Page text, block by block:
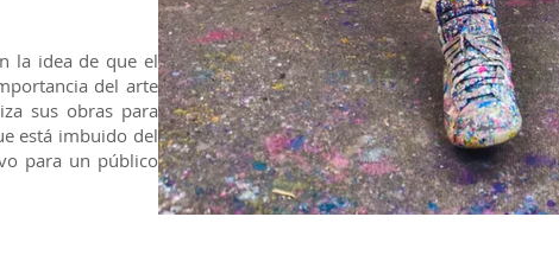
la idea de que el
del arte
sus obras para
está imbuido del
para un público